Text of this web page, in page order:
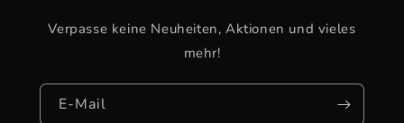
Verpasse keine Neuheiten, Aktionen und vieles
mehr!
E-Mail